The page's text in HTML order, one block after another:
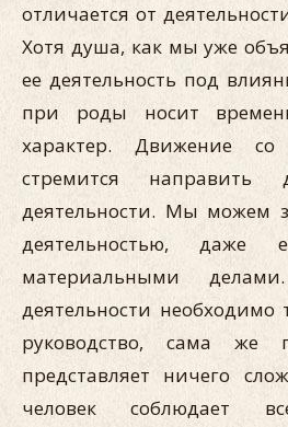
отличается от
Хотя душа, как мы уже
ее деятельность под
при роды носит
характер. Движение
стремится
деятельности. Мы можем
деятельностью, даже
материальными
деятельности необходимо
руководство, сама
представляет ничего
человек соблюдает